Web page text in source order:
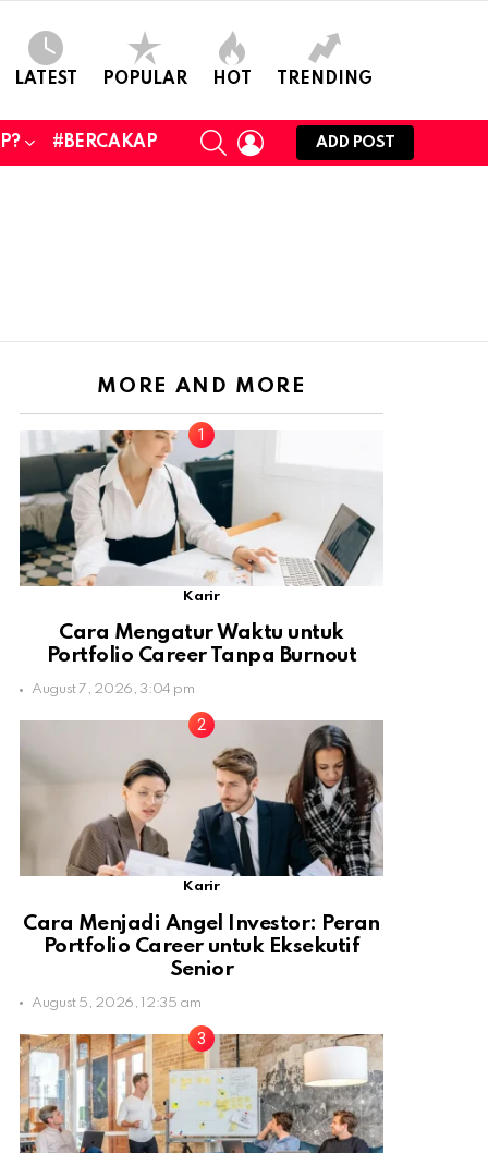
LATEST POPULAR HOT TRENDING
#BERCAKAP
SEARCHLOGIN
ADD POST
MORE AND MORE
Karir
Cara Mengatur Waktu untuk
Portfolio Career Tanpa Burnout
August 7, 2026, 3:04 pm
Karir
Cara Menjadi Angel Investor: Peran
Portfolio Career untuk Eksekutif
Senior
August 5, 2026, 12:35 am